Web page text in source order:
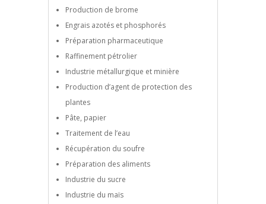
Production de brome
Engrais azotés et phosphorés
Préparation pharmaceutique
Raffinement pétrolier
Industrie métallurgique et minière
Production d’agent de protection des
plantes
Pâte, papier
Traitement de l’eau
Récupération du soufre
Préparation des aliments
Industrie du sucre
Industrie du maïs